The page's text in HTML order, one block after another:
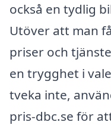
också en tydlig
Utöver att man
priser och
en trygghet i
tveka inte,
pris-dbc.se för